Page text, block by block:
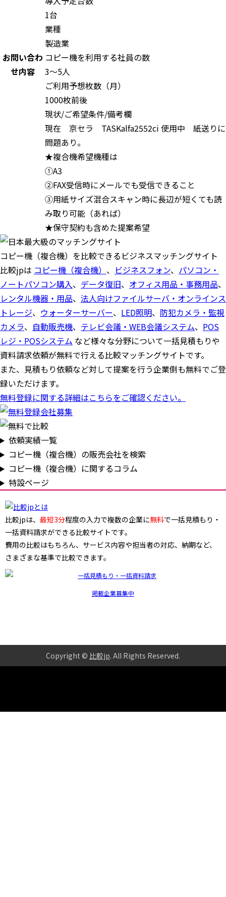
お問い合わ
せ内容
1台
業種
製造業
コピー機を利用する社員の数
3～5人
ご利用予想枚数（月）
1000枚前後
現状/ご希望条件/備考欄
現在 京セラ TASKalfa2552ci 使用中 紙送りに
問題あり。
★複合機希望機種は
①A3
②FAX受信時にメールでも受信できること
③用紙サイズ混合スキャン時に長辺が短くても読
み取り可能（あれば）
★保守契約も含めた提案希望
コピー機（複合機）を比較できるビジネスマッチングサイト
比較jpは コピー機（複合機） 、 ビジネスフォン、 パソコン・
ノートパソコン購入、 データ復旧、 オフィス用品・事務用品、
レンタル機器・用品、 法人向けファイルサーバ・オンラインス
トレージ、 ウォーターサーバー、 LED照明、 防犯カメラ・監視
カメラ、 自動販売機、 テレビ会議・WEB会議システム、 POS
レジ・POSシステム など様々な分野について一括見積もりや
資料請求依頼が無料で行える比較マッチングサイトです。
また、見積もり依頼など対して提案を行う企業側も無料でご登
録いただけます。
無料登録に関する詳細はこちらをご確認ください。
依頼実績一覧
コピー機（複合機）の販売会社を検索
コピー機（複合機）に関するコラム
特設ページ
比較jpは、 最短3分程度の入力で複数の企業に無料で一括見積もり・
一括資料請求ができる比較サイトです。
費用の比較はもちろん、サービス内容や担当者の対応、納期など、
さまざまな基準で比較できます。
掲載企業募集中
Copyright © 比較jp. All Rights Reserved.